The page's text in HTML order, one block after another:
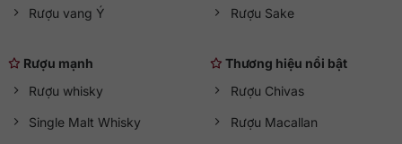
Rượu vang Ý Rượu Sake
Rượu mạnh
Rượu whisky
Single Malt Whisky
Thương hiệu nổi bật
Rượu Chivas
Rượu Macallan